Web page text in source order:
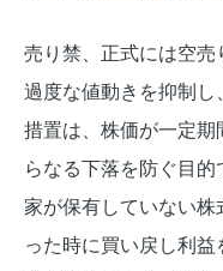
売り禁、正式には空
過度な値動きを抑制
措置は、株価が一定期
らなる下落を防ぐ目
家が保有していない
った時に買い戻し利